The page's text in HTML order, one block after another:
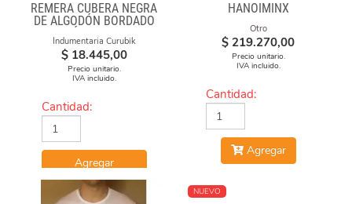
REMERA CUBERA NEGRA
DE ALGODÓN BORDADO
"FÓRMULAS"
Indumentaria Curubik
$ 18.445,00
Precio unitario.
IVA incluido.
Cantidad:
Agregar
HANOIMINX
Otro
$ 219.270,00
Precio unitario.
IVA incluido.
Cantidad:
Agregar
NUEVO